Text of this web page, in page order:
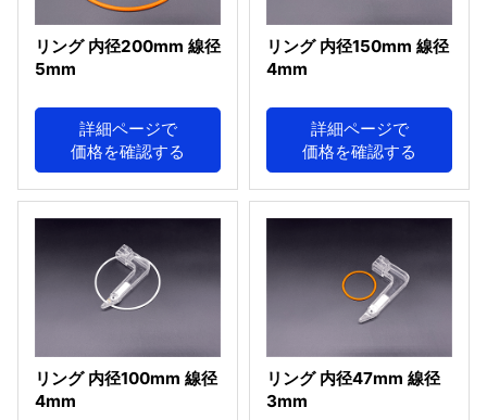
リング 内径200mm 線径
5mm
詳細ページで
価格を確認する
リング 内径150mm 線径
4mm
詳細ページで
価格を確認する
リング 内径100mm 線径
4mm
リング 内径47mm 線径
3mm